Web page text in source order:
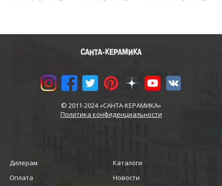
© 2011-2024 «САНТА-КЕРАМИКА»
Политика конфиденциальности
Дилерам
Каталоги
Оплата
Новости